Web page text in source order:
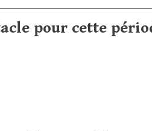
pour cette